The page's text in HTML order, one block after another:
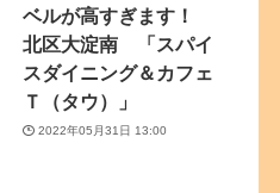
ベルが高すぎます！
北区大淀南 「スパイ
スダイニング＆カフェ
Ｔ（タウ）」
2022年05月31日 13:00